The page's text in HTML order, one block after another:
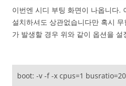
이번엔 시디 부팅 화면이 나옵니다.
설치하셔도 상관없습니다만 혹시
가 발생할 경우 위와 같이 옵션을 설
boot: -v -f -x cpus=1 busratio=20